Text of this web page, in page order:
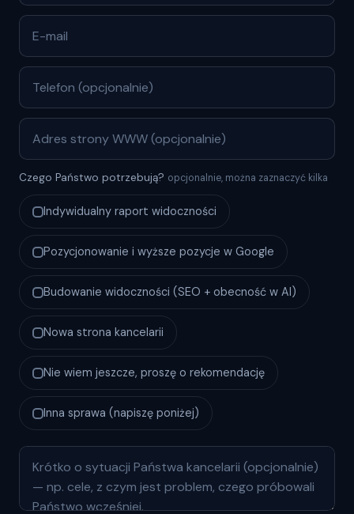
Czego Państwo potrzebują? opcjonalnie, można zaznaczyć kilka
Indywidualny raport widoczności
Pozycjonowanie i wyższe pozycje w Google
Budowanie widoczności (SEO + obecność w AI)
Nowa strona kancelarii
Nie wiem jeszcze, proszę o rekomendację
Inna sprawa (napiszę poniżej)